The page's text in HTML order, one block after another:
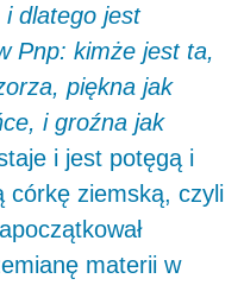
dlatego jest
Pnp: kimże jest ta,
piękna jak
i groźna jak
i jest potęgą i
córkę ziemską, czyli
materii w